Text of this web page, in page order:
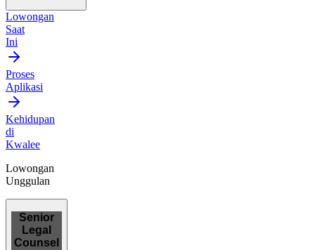
Lowongan
Saat
Ini
Proses
Aplikasi
Kehidupan
di
Kwalee
Lowongan
Unggulan
Senior
Legal
Counsel